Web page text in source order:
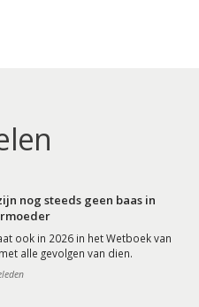
nog steeds geen baas in
ook in 2026 in het Wetboek van
alle gevolgen van dien.